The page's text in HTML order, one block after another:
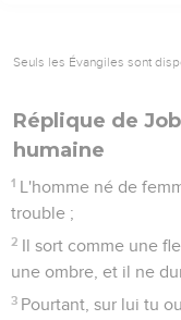
Seuls les Évangiles sont
Réplique de
humaine
1 L'homme né de
trouble ;
2 Il sort comme une
une ombre, et il ne
3 Pourtant, sur lui tu